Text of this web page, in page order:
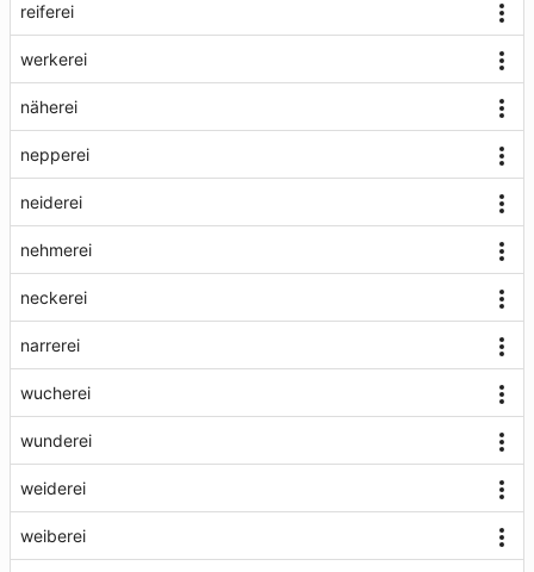
reiferei
werkerei
näherei
nepperei
neiderei
nehmerei
neckerei
narrerei
wucherei
wunderei
weiderei
weiberei